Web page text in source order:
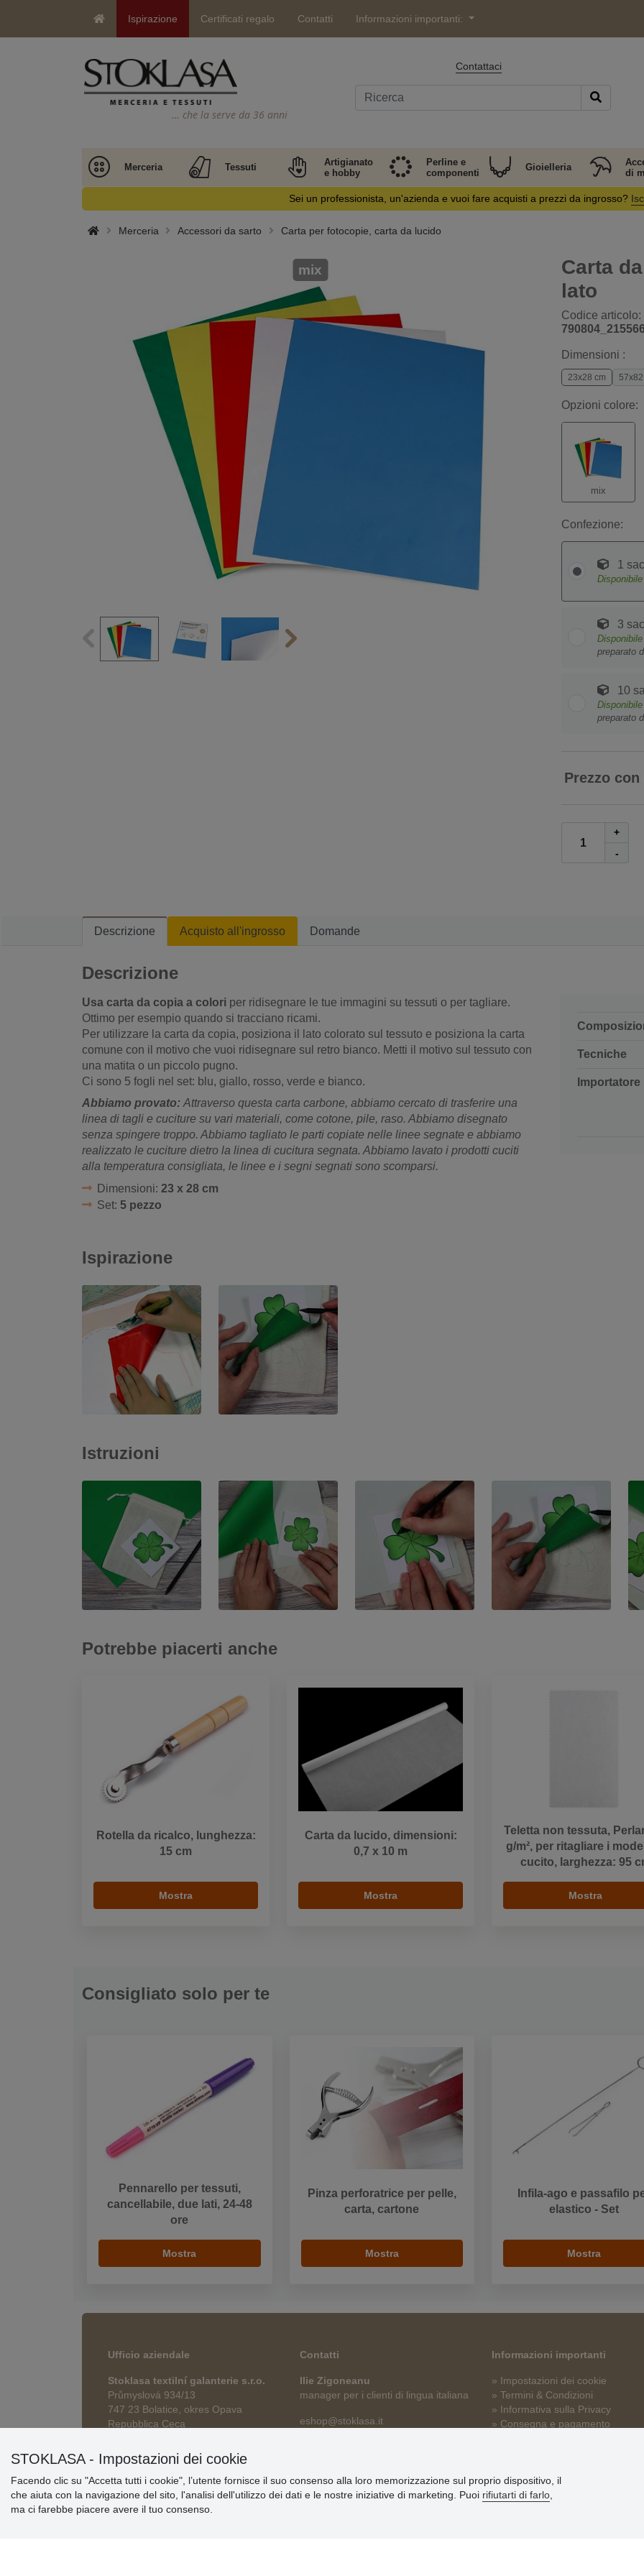
Ispirazione Certificati regalo Contatti Informazioni importanti:
… che la serve da 36 anni
Contattaci
Merceria Tessuti
Artigianato
e hobby
Perline e
componenti
Gioielleria
di
Sei un professionista, un'azienda e vuoi fare acquisti a prezzi da ingrosso?
Merceria Accessori da sarto Carta per fotocopie, carta da lucido
Carta
lato
Codice articolo:
mix
Dimensioni :
23x28 cm 57x82
Opzioni colore:
mix
Confezione:
1
Disponibile
3
Disponibile
preparato
10
Disponibile
preparato
Prezzo con
+
-
Descrizione Acquisto all'ingrosso Domande
Descrizione
Usa carta da copia a colori per ridisegnare le tue immagini su tessuti o per tagliare.
Ottimo per esempio quando si tracciano ricami.
Per utilizzare la carta da copia, posiziona il lato colorato sul tessuto e posiziona la carta
comune con il motivo che vuoi ridisegnare sul retro bianco. Metti il motivo sul tessuto con
una matita o un piccolo pugno.
Ci sono 5 fogli nel set: blu, giallo, rosso, verde e bianco.
Abbiamo provato: Attraverso questa carta carbone, abbiamo cercato di trasferire una
linea di tagli e cuciture su vari materiali, come cotone, pile, raso. Abbiamo disegnato
senza spingere troppo. Abbiamo tagliato le parti copiate nelle linee segnate e abbiamo
realizzato le cuciture dietro la linea di cucitura segnata. Abbiamo lavato i prodotti cuciti
alla temperatura consigliata, le linee e i segni segnati sono scomparsi.
Dimensioni: 23 x 28 cm
Set: 5 pezzo
Tecniche
Importatore
Ispirazione
Istruzioni
Potrebbe piacerti anche
Rotella da ricalco, lunghezza:
15 cm
Mostra
Carta da lucido, dimensioni:
0,7 x 10 m
Mostra
Teletta non tessuta,
g/m², per ritagliare i
cucito, larghezza: 95
Mostra
Consigliato solo per te
Pennarello per tessuti,
cancellabile, due lati, 24-48
ore
Mostra
Pinza perforatrice per pelle,
carta, cartone
Mostra
Infila-ago e passafilo
elastico - Set
Mostra
Ufficio aziendale
Stoklasa textilní galanterie s.r.o.
Průmyslová 934/13
747 23 Bolatice, okres Opava
Repubblica Ceca
Contatti
Ilie Zigoneanu
manager per i clienti di lingua italiana
eshop@stoklasa.it
Informazioni importanti
» Impostazioni dei cookie
» Termini & Condizioni
» Informativa sulla Privacy
» Consegna e pagamento
STOKLASA - Impostazioni dei cookie
Facendo clic su "Accetta tutti i cookie", l’utente fornisce il suo consenso alla loro memorizzazione sul proprio dispositivo, il
che aiuta con la navigazione del sito, l'analisi dell'utilizzo dei dati e le nostre iniziative di marketing. Puoi rifiutarti di farlo
ma ci farebbe piacere avere il tuo consenso.